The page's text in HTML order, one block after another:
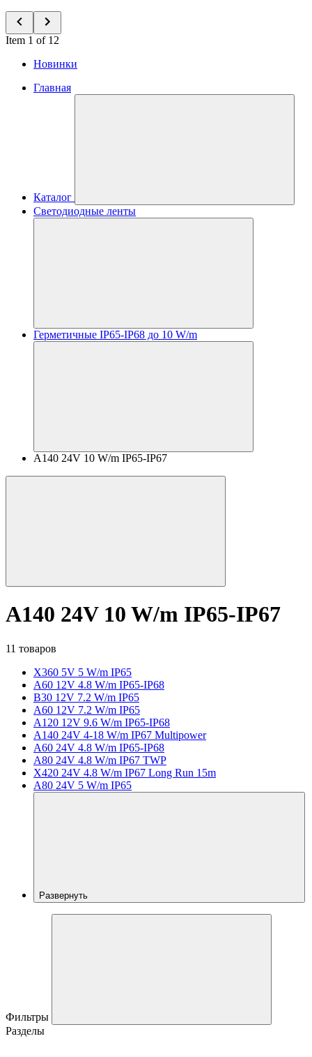
Item 1 of 12
Новинки
Главная
Каталог
Светодиодные ленты
Герметичные IP65-IP68 до 10 W/m
A140 24V 10 W/m IP65-IP67
A140 24V 10 W/m IP65-IP67
11 товаров
X360 5V 5 W/m IP65
A60 12V 4.8 W/m IP65-IP68
B30 12V 7.2 W/m IP65
A60 12V 7.2 W/m IP65
A120 12V 9.6 W/m IP65-IP68
A140 24V 4-18 W/m IP67 Multipower
A60 24V 4.8 W/m IP65-IP68
A80 24V 4.8 W/m IP67 TWP
X420 24V 4.8 W/m IP67 Long Run 15m
A80 24V 5 W/m IP65
Развернуть
Фильтры
Разделы